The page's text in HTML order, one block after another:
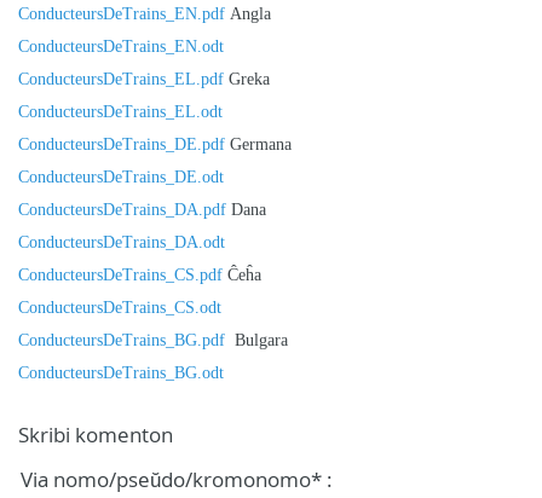
ConducteursDeTrains_EN.pdf Angla
ConducteursDeTrains_EN.odt
ConducteursDeTrains_EL.pdf Greka
ConducteursDeTrains_EL.odt
ConducteursDeTrains_DE.pdf Germana
ConducteursDeTrains_DE.odt
ConducteursDeTrains_DA.pdf Dana
ConducteursDeTrains_DA.odt
ConducteursDeTrains_CS.pdf Ĉeĥa
ConducteursDeTrains_CS.odt
ConducteursDeTrains_BG.pdf Bulgara
ConducteursDeTrains_BG.odt
Skribi komenton
Via nomo/pseŭdo/kromonomo* :